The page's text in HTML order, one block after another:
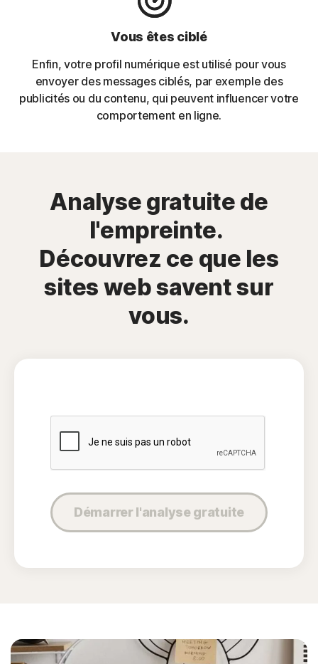
Vous êtes ciblé
Enfin, votre profil numérique est utilisé pour vous
envoyer des messages ciblés, par exemple des
publicités ou du contenu, qui peuvent influencer votre
comportement en ligne.
Analyse gratuite de
l'empreinte.
Découvrez ce que les
sites web savent sur
vous.
Démarrer l'analyse gratuite